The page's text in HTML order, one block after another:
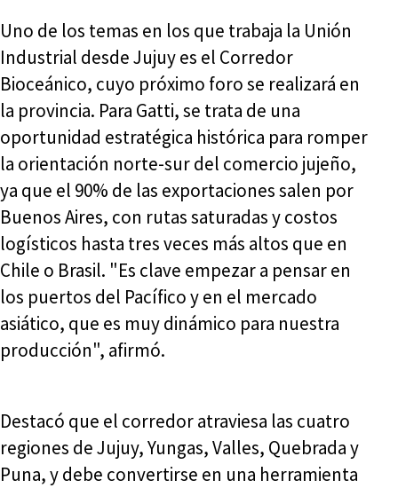
Uno de los temas en los que trabaja la Unión
Industrial desde Jujuy es el Corredor
Bioceánico, cuyo próximo foro se realizará en
la provincia. Para Gatti, se trata de una
oportunidad estratégica histórica para romper
la orientación norte-sur del comercio jujeño,
ya que el 90% de las exportaciones salen por
Buenos Aires, con rutas saturadas y costos
logísticos hasta tres veces más altos que en
Chile o Brasil. "Es clave empezar a pensar en
los puertos del Pacífico y en el mercado
asiático, que es muy dinámico para nuestra
producción", afirmó.
Destacó que el corredor atraviesa las cuatro
regiones de Jujuy, Yungas, Valles, Quebrada y
Puna, y debe convertirse en una herramienta